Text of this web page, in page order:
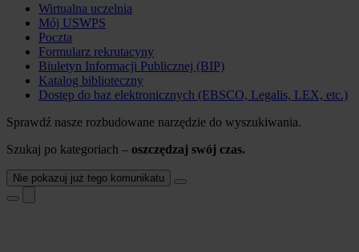
Wirtualna uczelnia
Mój USWPS
Poczta
Formularz rekrutacyny
Biuletyn Informacji Publicznej (BIP)
Katalog biblioteczny
Dostęp do baz elektronicznych (EBSCO, Legalis, LEX, etc.)
Sprawdź nasze rozbudowane narzędzie do wyszukiwania.
Szukaj po kategoriach – oszczędzaj swój czas.
Nie pokazuj już tego komunikatu